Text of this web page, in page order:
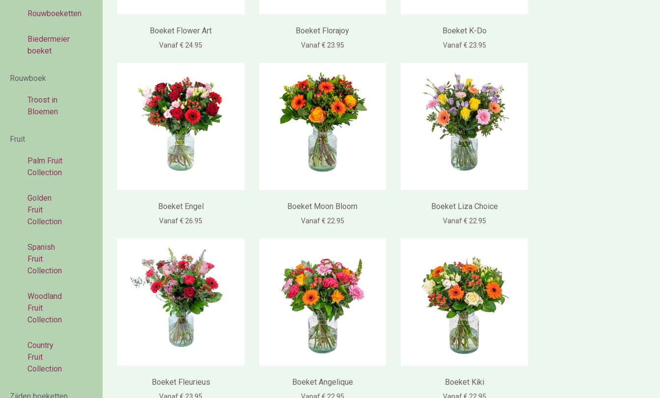
Rouwboeketten
Biedermeier
boeket
Rouwboek
Troost in
Bloemen
Fruit
Palm Fruit
Collection
Golden
Fruit
Collection
Spanish
Fruit
Collection
Woodland
Fruit
Collection
Country
Fruit
Collection
Boeket Flower Art
Vanaf € 24.95
Boeket Florajoy
Vanaf € 23.95
Boeket K-Do
Vanaf € 23.95
Boeket Engel
Vanaf € 26.95
Boeket Moon Bloom
Vanaf € 22.95
Boeket Liza Choice
Vanaf € 22.95
Boeket Fleurieus
Vanaf € 23.95
Boeket Angelique
Vanaf € 22.95
Boeket Kiki
Vanaf € 22.95